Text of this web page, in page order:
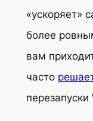
«ускоряет»
более
вам
часто